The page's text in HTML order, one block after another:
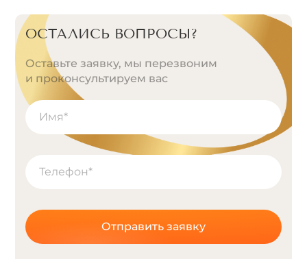
ОСТАЛИСЬ ВОПРОСЫ?
Оставьте заявку, мы перезвоним
и проконсультируем вас
Отправить заявку